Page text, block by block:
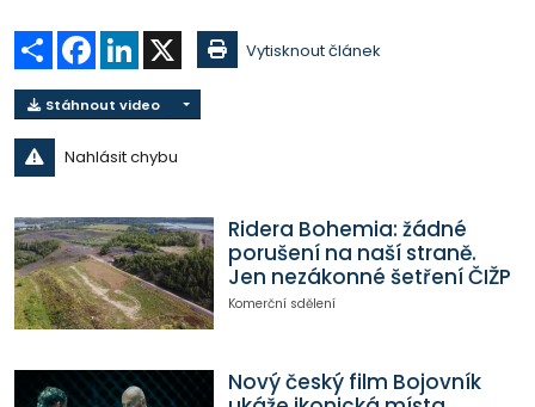
Sdílet Facebook
LinkedIn Vytisknout článek
Stáhnout video
Nahlásit chybu
Ridera Bohemia: žádné
porušení na naší straně.
Jen nezákonné šetření ČIŽP
Komerční sdělení
Nový český film Bojovník